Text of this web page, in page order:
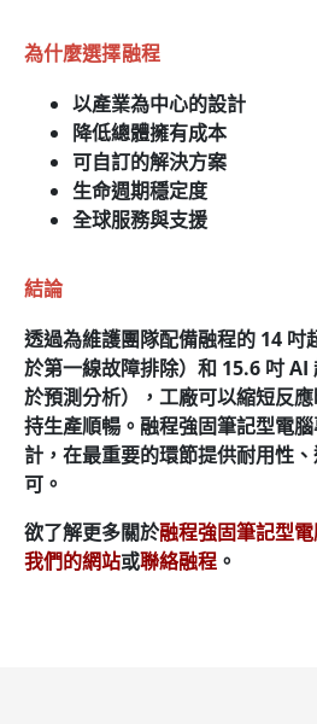
為什麼選擇融程
以產業為中心的設計
降低總體擁有成本
可自訂的解決方案
生命週期穩定度
全球服務與支援
結論
透過為維護團隊配備融程的 14 吋
於第一線故障排除）和 15.6 吋 AI
於預測分析），工廠可以縮短反
持生產順暢。融程強固筆記型電
計，在最重要的環節提供耐用性
可。
欲了解更多關於融程強固筆記型電
我們的網站或聯絡融程 。